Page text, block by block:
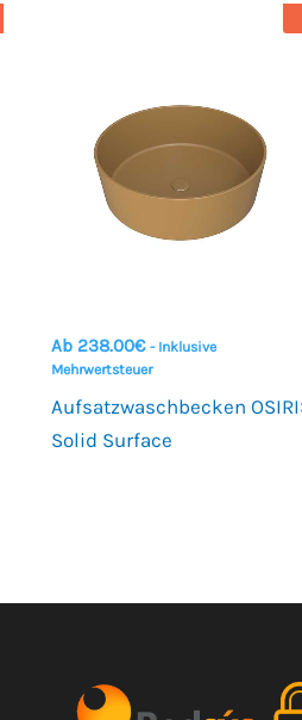
Ab 238.00€ - Inklusive
Mehrwertsteuer
Aufsatzwaschbecken
Solid Surface